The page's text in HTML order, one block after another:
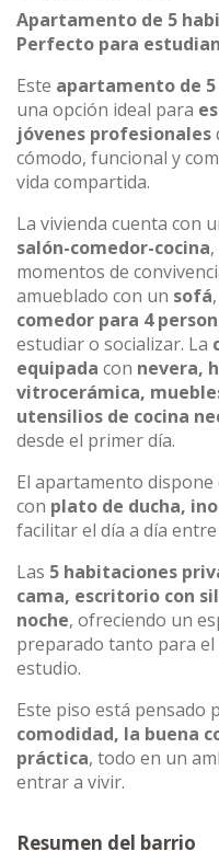
Apartamento de 5
Perfecto para
Este apartamento de
una opción ideal para
jóvenes profesionales
cómodo, funcional y
vida compartida.
La vivienda cuenta con
salón-comedor-cocina
momentos de
amueblado con un sofá,
comedor para 4
estudiar o socializar. La
equipada con nevera,
vitrocerámica,
utensilios de cocina
desde el primer día.
El apartamento dispone
con plato de ducha,
facilitar el día a día
Las 5 habitaciones
cama, escritorio con
noche, ofreciendo un
preparado tanto para el
estudio.
Este piso está pensado
comodidad, la buena
práctica, todo en un
entrar a vivir.
Resumen del barrio